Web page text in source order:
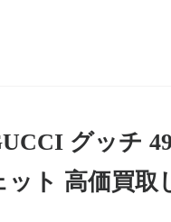
グッチ
ット 高価買取